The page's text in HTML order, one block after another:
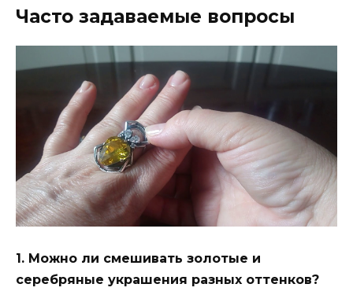
Часто задаваемые вопросы
1. Можно ли смешивать золотые и
серебряные украшения разных оттенков?